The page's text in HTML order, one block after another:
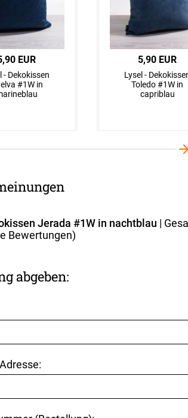
EUR
- Dekokissen
#1W in
5,90 EUR
Lysel -
Toledo #1W in
capriblau
Jerada #1W in nachtblau |
Bewertungen)
abgeben: